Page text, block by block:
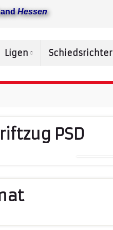
Hessen
Ligen Schiedsrichter
PSD